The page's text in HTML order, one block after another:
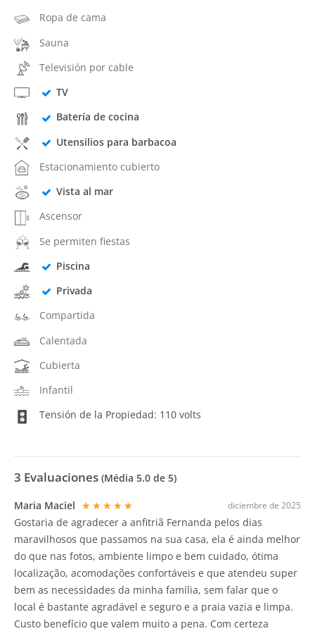
Ropa de cama
Sauna
Televisión por cable
TV
Batería de cocina
Utensilios para barbacoa
Estacionamiento cubierto
Vista al mar
Ascensor
Se permiten fiestas
Piscina
Privada
Compartida
Calentada
Cubierta
Infantil
Tensión de la Propiedad: 110 volts
3 Evaluaciones (Média 5.0 de 5)
diciembre de 2025
Maria Maciel ★★★★★
Gostaria de agradecer a anfitriã Fernanda pelos dias
maravilhosos que passamos na sua casa, ela é ainda melhor
do que nas fotos, ambiente limpo e bem cuidado, ótima
localização, acomodações confortáveis e que atendeu super
bem as necessidades da minha família, sem falar que o
local é bastante agradável e seguro e a praia vazia e limpa.
Custo benefício que valem muito a pena. Com certeza